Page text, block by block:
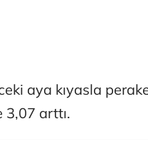
aya kıyasla
arttı.